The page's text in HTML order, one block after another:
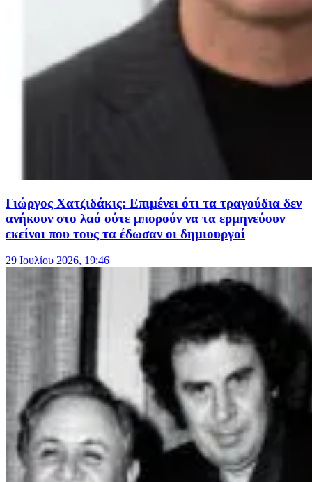
Γιώργος Χατζιδάκις: Επιμένει ότι τα τραγούδια δεν
ανήκουν στο λαό ούτε μπορούν να τα ερμηνεύουν
εκείνοι που τους τα έδωσαν οι δημιουργοί
29 Ιουλίου 2026, 19:46